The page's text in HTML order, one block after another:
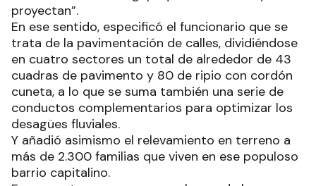
proyectan”.
En ese sentido, especificó el funcionario que se
trata de la pavimentación de calles, dividiéndose
en cuatro sectores un total de alrededor de 43
cuadras de pavimento y 80 de ripio con cordón
cuneta, a lo que se suma también una serie de
conductos complementarios para optimizar los
desagües fluviales.
Y añadió asimismo el relevamiento en terreno a
más de 2.300 familias que viven en ese populoso
barrio capitalino.